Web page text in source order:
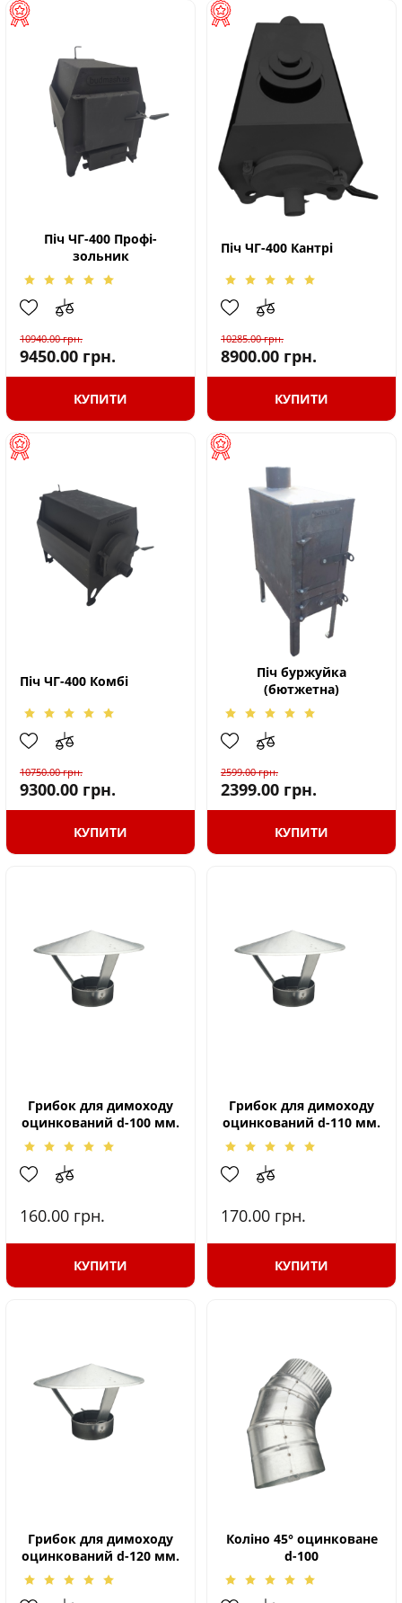
Піч ЧГ-400 Профі-
зольник
10940.00грн.
9450.00 грн.
КУПИТИ
Піч ЧГ-400 Кантрі
10285.00грн.
8900.00 грн.
КУПИТИ
Піч ЧГ-400 Комбі
10750.00грн.
9300.00 грн.
КУПИТИ
Піч буржуйка
(бютжетна)
2599.00грн.
2399.00 грн.
КУПИТИ
Грибок для димоходу
оцинкований d-100 мм.
160.00 грн.
КУПИТИ
Грибок для димоходу
оцинкований d-110 мм.
170.00 грн.
КУПИТИ
Грибок для димоходу
оцинкований d-120 мм.
Коліно 45° оцинковане
d-100